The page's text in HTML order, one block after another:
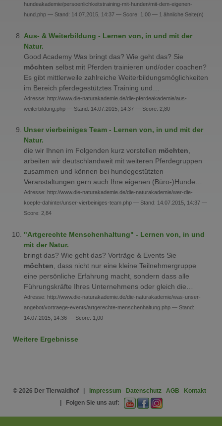
hundeakademie/persoenlichkeitstraining-mit-hunden/mit-dem-eigenen-
hund.php — Stand: 14.07.2015, 14:37 — Score: 1,00 — 1 ähnliche Seite(n)
Aus- & Weiterbildung - Lernen von, in und mit der
Natur.
Good Academy Was bringt das? Wie geht das? Sie
möchten selbst mit Pferden trainieren und/oder coachen?
Es gibt mittlerweile zahlreiche Weiterbildungsmöglichkeiten
im Bereich pferdegestütztes Training und…
Adresse: http://www.die-naturakademie.de/die-pferdeakademie/aus-
weiterbildung.php — Stand: 14.07.2015, 14:37 — Score: 2,80
Unser vierbeiniges Team - Lernen von, in und mit der
Natur.
die wir Ihnen im Folgenden kurz vorstellen möchten
arbeiten wir deutschlandweit mit weiteren Pferdegruppen
zusammen und können bei hundegestützten
Veranstaltungen gern auch Ihre eigenen (Büro-)Hunde…
Adresse: http://www.die-naturakademie.de/die-naturakademie/wer-die-
koepfe-dahinter/unser-vierbeiniges-team.php — Stand: 14.07.2015, 14:37 —
Score: 2,84
"Artgerechte Menschenhaltung" - Lernen von, in und
mit der Natur.
bringt das? Wie geht das? Vorträge & Events Sie
möchten , dass nicht nur eine kleine Teilnehmergruppe
eine persönliche Erfahrung macht, sondern dass alle
Führungskräfte Ihres Unternehmens oder gleich die…
Adresse: http://www.die-naturakademie.de/die-naturakademie/was-unser-
angebot/vortraege-events/artgerechte-menschenhaltung.php — Stand:
14.07.2015, 14:36 — Score: 1,00
Weitere Ergebnisse
© 2026 Der Tierwaldhof | Impressum Datenschutz AGB
Kontakt
| Folgen Sie uns auf:
Y
o
F
a
n